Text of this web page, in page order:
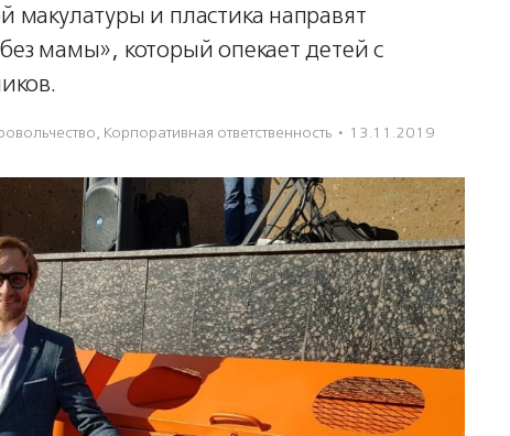
макулатуры и пластика направят
мамы», который опекает детей с
, Корпоративная ответственность · 13.11.2019